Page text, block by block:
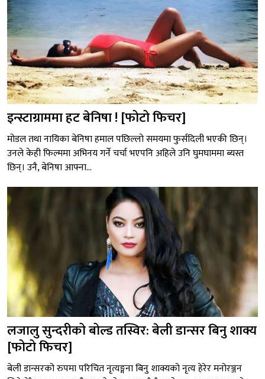
इन्स्टाग्राममा हट बेनिषा ! [फोटो फिचर]
मोडल तथा नायिका बेनिषा हमाल पछिल्लो समयमा फुर्सदिली भएकी छिन्।
उनले केही फिल्ममा अभिनय गर्ने चर्चा भएपनि अहिले उनि घुमघाममा ब्यस्त
छिन्। उनै, बेनिषा आफ्ना...
लजालु सुन्दरीको बोल्ड तस्विर: बेली डान्सर बिनु शाक्य
[फोटो फिचर]
बेली डान्सरको रुपमा परिचित नृत्यङ्गना बिनु शाक्यको नृत्य हेरेर मनोरञ्जन